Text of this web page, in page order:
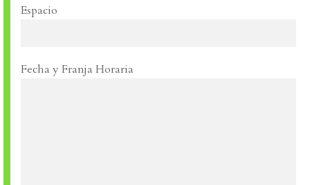
Espacio
Fecha y Franja Horaria